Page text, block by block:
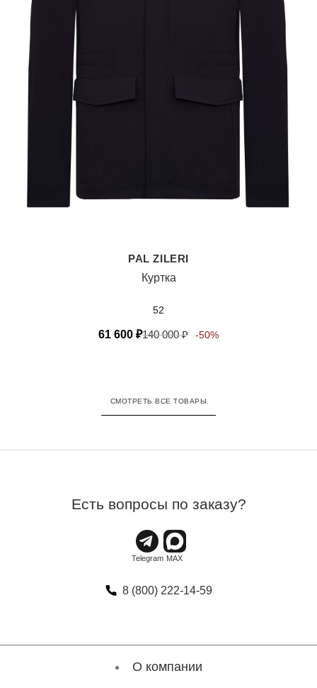
PAL ZILERI
Куртка
52
61 600 ₽140 000₽ -50%
СМОТРЕТЬ ВСЕ ТОВАРЫ
Есть вопросы по заказу?
8 (800) 222-14-59
О компании